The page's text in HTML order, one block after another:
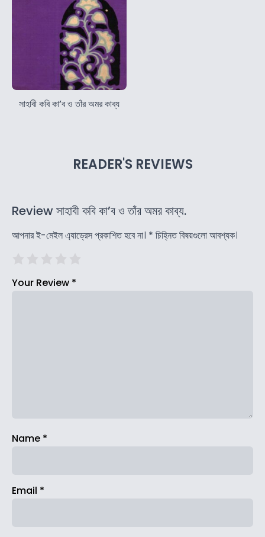
সাহাবী কবি কা’ব ও তাঁর অমর কাব্য
READER'S REVIEWS
Review সাহাবী কবি কা’ব ও তাঁর অমর কাব্য.
আপনার ই-মেইল এ্যাড্রেস প্রকাশিত হবে না। * চিহ্নিত বিষয়গুলো আবশ্যক।
Your Review *
Name *
Email *